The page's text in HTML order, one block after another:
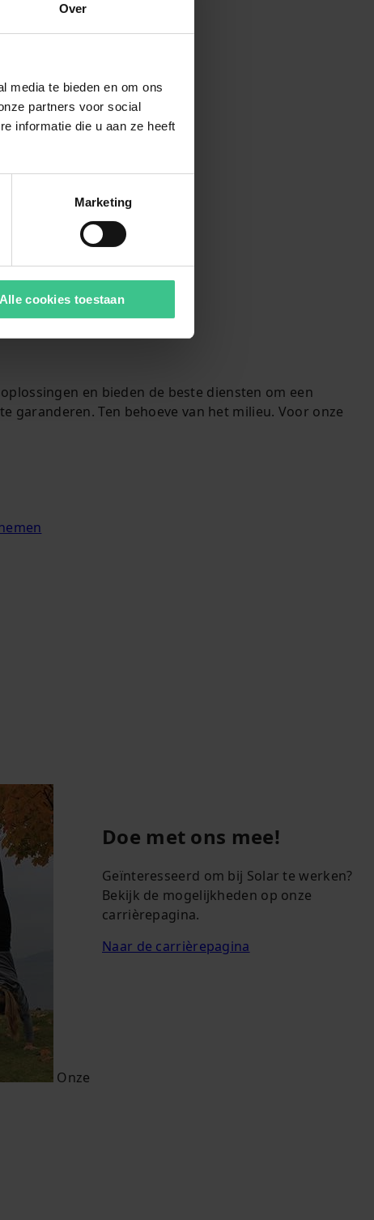
Over
media te bieden en om ons
partners voor social
informatie die u aan ze heeft
Marketing
Alle cookies toestaan
en bieden de beste diensten om een
garanderen. Ten behoeve van het milieu. Voor onze
Onze
Doe met ons mee!
Geïnteresseerd om bij Solar te werken?
Bekijk de mogelijkheden op onze
carrièrepagina.
Naar de carrièrepagina